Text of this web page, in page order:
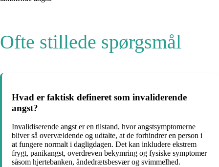
Ofte stillede spørgsmål
Hvad er faktisk defineret som invaliderende
angst?
Invalidiserende angst er en tilstand, hvor angstsymptomerne
bliver så overvældende og udtalte, at de forhindrer en person i
at fungere normalt i dagligdagen. Det kan inkludere ekstrem
frygt, panikangst, overdreven bekymring og fysiske symptomer
såsom hjertebanken, åndedrætsbesvær og svimmelhed.